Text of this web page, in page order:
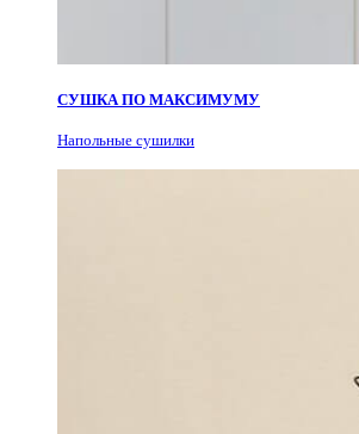
СУШКА ПО МАКСИМУМУ
Напольные сушилки